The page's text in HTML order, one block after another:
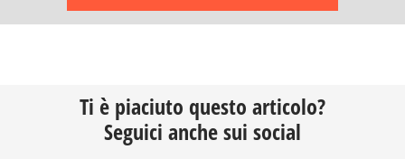
Ti è piaciuto questo articolo?
Seguici anche sui social